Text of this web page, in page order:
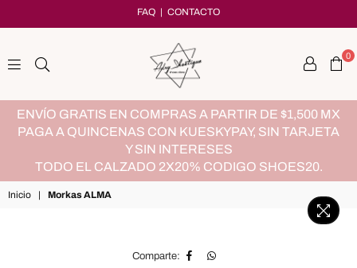
FAQ | CONTACTO
adryshoetique
0
ENVÍO GRATIS EN COMPRAS A PARTIR DE $1,500 MX
PAGA A QUINCENAS CON KUESKYPAY, SIN TARJETA
Y SIN INTERESES
TODO EL CALZADO 2X20% CODIGO SHOES20.
Inicio | Morkas ALMA
Comparte: